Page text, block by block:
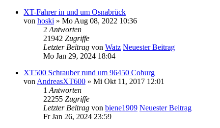
XT-Fahrer in und um Osnabrück
von hoski » Mo Aug 08, 2022 10:36
2 Antworten
21942 Zugriffe
Letzter Beitrag von Watz Neuester Beitrag
Mo Jan 29, 2024 18:04
XT500 Schrauber rund um 96450 Coburg
von AndreasXT600 » Mi Okt 11, 2017 12:01
1 Antworten
22255 Zugriffe
Letzter Beitrag von biene1909 Neuester Beitrag
Fr Jan 26, 2024 23:59